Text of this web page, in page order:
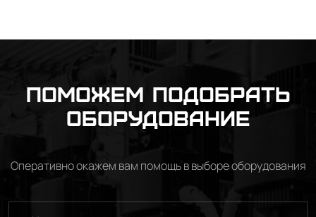
Поможем подобрать
оборудование
Оперативно окажем вам помощь в выборе оборудования